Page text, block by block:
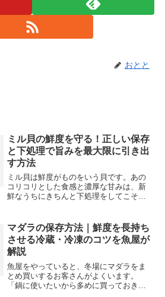
おとと
ミル貝の鮮度を守る！正しい保存
と下処理で旨みを最大限に引き出
す方法
ミル貝は鮮度がものをいう貝です。あの
コリコリとした食感と濃厚な甘みは、新
鮮なうちにきちんと下処理をしてこそ存
り、磯臭さが出てしまったりすることが
あります。逆に、正しい保存...
マダラの保存方法｜鮮度を長持ち
させる冷蔵・冷凍のコツを魚屋が
解説
魚屋をやっていると、冬場にマダラをま
とめ買いするお客さんがよくいます。
「鍋に使いたいから多めに買っておきた